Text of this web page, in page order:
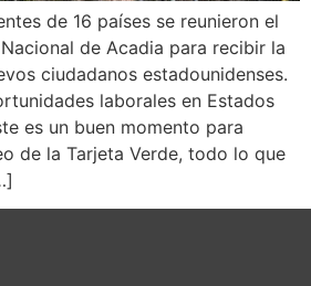
de 16 países se reunieron el
de Acadia para recibir la
ciudadanos estadounidenses.
laborales en Estados
es un buen momento para
de la Tarjeta Verde, todo lo que